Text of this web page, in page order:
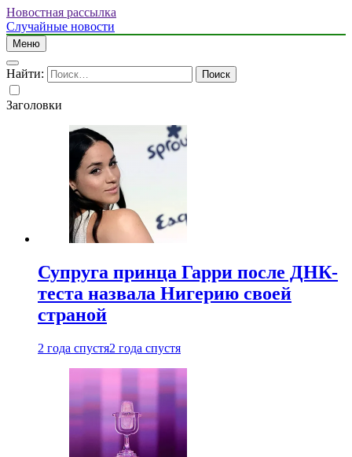
Новостная рассылка
Случайные новости
Меню
Найти:
Заголовки
Супруга принца Гарри после ДНК-
теста назвала Нигерию своей
страной
2 года спустя2 года спустя